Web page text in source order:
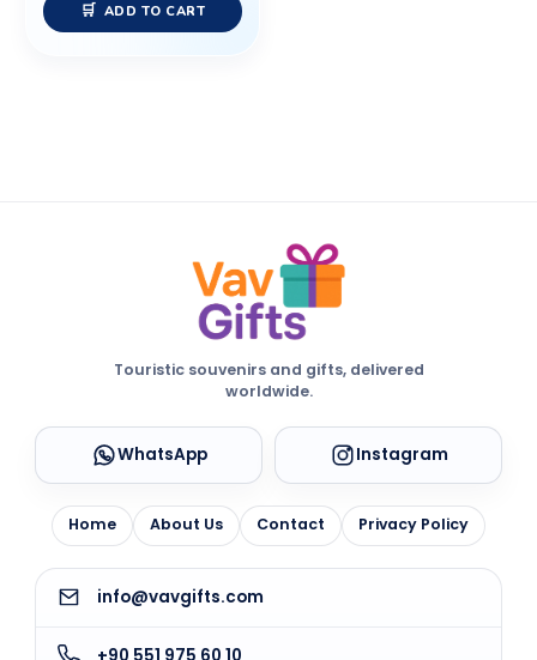
ADD TO CART
Touristic souvenirs and gifts, delivered
worldwide.
WhatsApp Instagram
Home About Us Contact Privacy Policy
info@vavgifts.com
+90 551 975 60 10